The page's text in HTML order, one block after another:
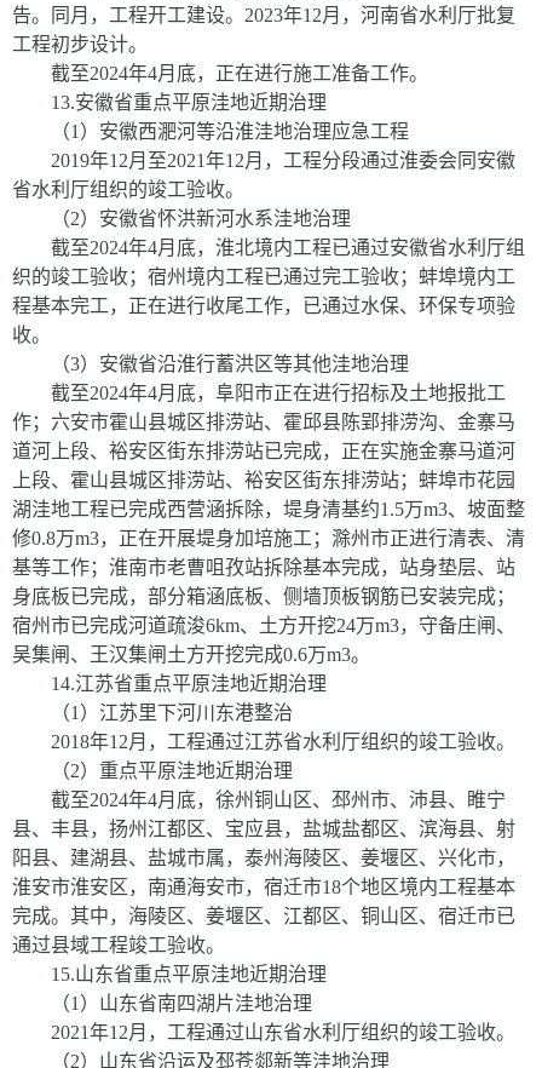
告。同月，工程开工建设。 2023年12月，河南省水利厅批复
工程初步设计。
截至2024年4月底，正在进行施工准备工作。
13.安徽省重点平原洼地近期治理
（1 ）安徽西淝河等沿淮洼地治理应急工程
2019年12月至2021年12月，工程分段通过淮委会同安徽
省水利厅组织的竣工验收。
（2）安徽省怀洪新河水系洼地治理
截至2024年4月底，淮北境内工程已通过安徽省水利厅组
织的竣工验收；宿州境内工程已通过完工验收；蚌埠境内工
程基本完工，正在进行收尾工作，已通过水保、环保专项验
收。
（3）安徽省沿淮行蓄洪区等其他洼地治理
截至2024年4月底，阜阳市正在进行招标及土地报批工
作；六安市霍山县城区排涝站、霍邱县陈郢排涝沟、金寨马
道河上段、裕安区街东排涝站已完成，正在实施金寨马道河
上段、霍山县城区排涝站、裕安区街东排涝站；蚌埠市花园
湖洼地工程已完成西营涵拆除，堤身清基约1.5万m3、坡面整
修0.8万m3，正在开展堤身加培施工；滁州市正进行清表、清
基等工作；淮南市老曹咀孜站拆除基本完成，站身垫层、站
身底板已完成，部分箱涵底板、侧墙顶板钢筋已安装完成；
宿州市已完成河道疏浚6km、土方开挖24万m3，守备庄闸、
吴集闸、王汉集闸土方开挖完成0.6万m3。
14.江苏省重点平原洼地近期治理
（1 ）江苏里下河川东港整治
2018年12月，工程通过江苏省水利厅组织的竣工验收。
（2）重点平原洼地近期治理
截至2024年4月底，徐州铜山区、邳州市、沛县、睢宁
县、丰县，扬州江都区、宝应县，盐城盐都区、滨海县、射
阳县、建湖县、盐城市属，泰州海陵区、姜堰区、兴化市，
淮安市淮安区，南通海安市，宿迁市18个地区境内工程基本
完成。其中，海陵区、姜堰区、江都区、铜山区、宿迁市已
通过县域工程竣工验收。
15.山东省重点平原洼地近期治理
（1 ）山东省南四湖片洼地治理
2021年12月，工程通过山东省水利厅组织的竣工验收。
（2）山东省沿运及邳苍郯新等洼地治理